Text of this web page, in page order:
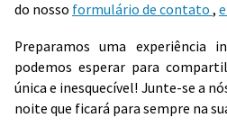
do nosso formulário de contato ,
Preparamos uma experiência
podemos esperar para
única e inesquecível! Junte-se a
noite que ficará para sempre na